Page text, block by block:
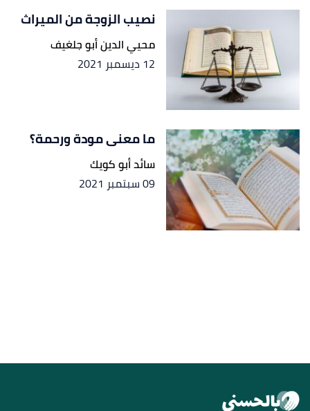
نصيب الزوجة من الميراث
محيي الدين أبو جلغيف
12 ديسمبر 2021
ما معنى مودة ورحمة؟
سائد أبو كويك
09 سبتمبر 2021